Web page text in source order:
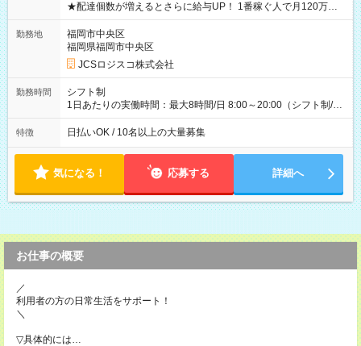
★配達個数が増えるとさらに給与UP！ 1番稼ぐ人で月120万ほ
ど！ ・主要都市エリア 月収55万円／週5日稼働 月収65万~112
万円／週6日稼働 ・地方郊外エリア 月収40万円／週5日稼働 月
収40万円~50万円／週6日稼働 ＜モデルイメージ＞ ■月収50万
円 (27歳男性/江東区在住)※元建築関係 1日150個配達×25日勤務
(日休み) ■月収80万円(43歳男性/墨田区在住)※元営業 1日200個
勤務地
福岡市中央区
福岡県福岡市中央区
JCSロジスコ株式会社
勤務時間
シフト制
1日あたりの実働時間：最大8時間/日 8:00～20:00（シフト制/実
働8時間） ※週5日勤務（場所次第では週4も有り） ※配達状況
によって時間外での勤務可能性有り ※案件により多少の前後あ
特徴 日払いOK / 10名以上の大量募集
気になる！ 応募する 詳細へ
お仕事の概要
／
利用者の方の日常生活をサポート！
＼
▽具体的には…